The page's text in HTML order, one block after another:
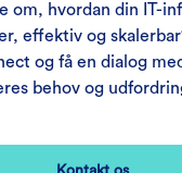
om, hvordan din IT-
effektiv og
og få en dialog
behov og